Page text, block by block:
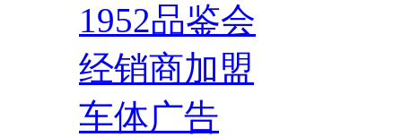
1952品鉴会
经销商加盟
车体广告